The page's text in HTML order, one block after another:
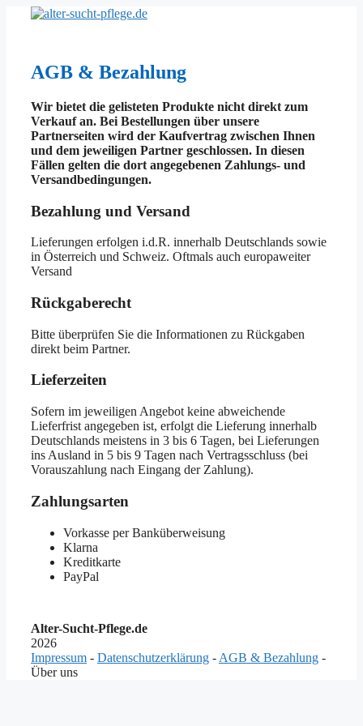
AGB & Bezahlung
Wir bietet die gelisteten Produkte nicht direkt zum
Verkauf an. Bei Bestellungen über unsere
Partnerseiten wird der Kaufvertrag zwischen Ihnen
und dem jeweiligen Partner geschlossen. In diesen
Fällen gelten die dort angegebenen Zahlungs- und
Versandbedingungen.
Bezahlung und Versand
Lieferungen erfolgen i.d.R. innerhalb Deutschlands sowie
in Österreich und Schweiz. Oftmals auch europaweiter
Versand
Rückgaberecht
Bitte überprüfen Sie die Informationen zu Rückgaben
direkt beim Partner.
Lieferzeiten
Sofern im jeweiligen Angebot keine abweichende
Lieferfrist angegeben ist, erfolgt die Lieferung innerhalb
Deutschlands meistens in 3 bis 6 Tagen, bei Lieferungen
ins Ausland in 5 bis 9 Tagen nach Vertragsschluss (bei
Vorauszahlung nach Eingang der Zahlung).
Zahlungsarten
Vorkasse per Banküberweisung
Klarna
Kreditkarte
PayPal
Alter-Sucht-Pflege.de
2026
Impressum - Datenschutzerklärung - AGB & Bezahlung -
Über uns